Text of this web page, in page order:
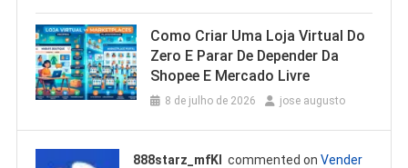
Como Criar Uma Loja Virtual Do
Zero E Parar De Depender Da
Shopee E Mercado Livre
8 de julho de 2026 jose augusto
888starz_mfKl commented onVender